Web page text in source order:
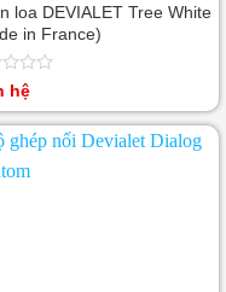
loa DEVIALET Tree White
in France)
hệ